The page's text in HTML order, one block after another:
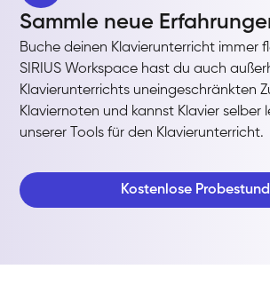
Sammle neue
Buche deinen Klavierunterricht immer
SIRIUS Workspace hast du auch
Klavierunterrichts uneingeschränkten
Klaviernoten und kannst Klavier selber
unserer Tools für den Klavierunterricht.
Kostenlose